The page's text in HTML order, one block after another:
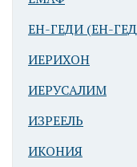
ЕН-ГЕДИ (ЕН-
ИЕРИХОН
ИЕРУСАЛИМ
ИЗРЕЕЛЬ
ИКОНИЯ